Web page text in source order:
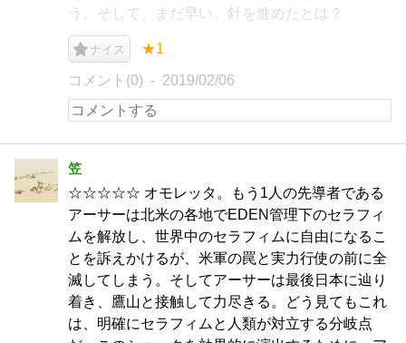
う。そして、まだ早い、針を進めたとは？
ナイス ★1
コメント(0) 2019/02/06
笠
☆☆☆☆☆ オモレッタ。もう1人の先導者である
アーサーは北米の各地でEDEN管理下のセラフィ
ムを解放し、世界中のセラフィムに自由になるこ
とを訴えかけるが、米軍の罠と実力行使の前に全
滅してしまう。そしてアーサーは最後日本に辿り
着き、鷹山と接触して力尽きる。どう見てもこれ
は、明確にセラフィムと人類が対立する分岐点